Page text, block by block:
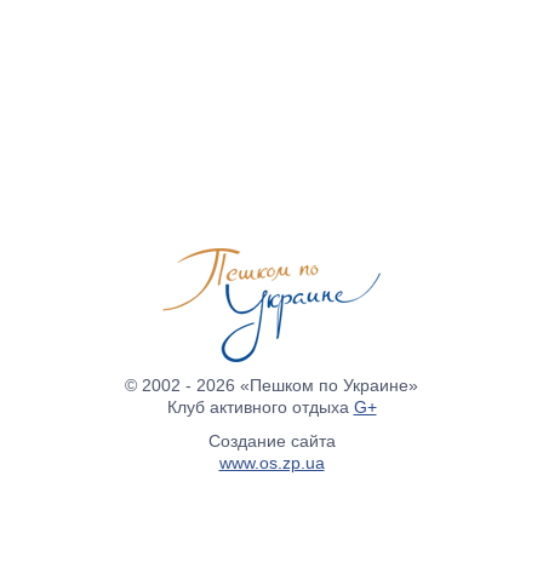
© 2002 - 2026 «Пешком по Украине»
Клуб активного отдыха G+
Создание сайта
www.os.zp.ua